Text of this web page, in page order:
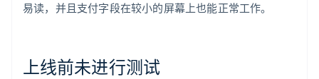
易读，并且支付字段在较小的屏幕上也能正常工作。
上线前未进行测试